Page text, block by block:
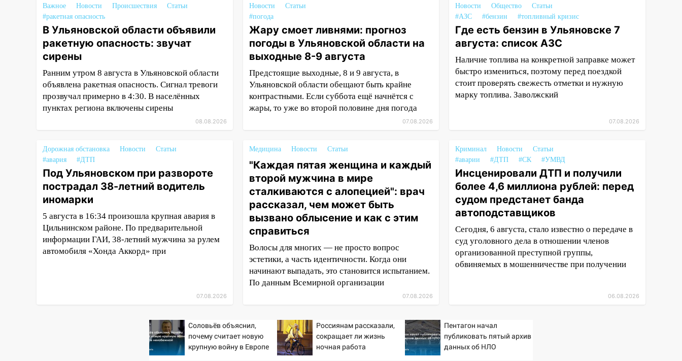
14:04
Жару смоет ливнями:
прогноз погоды в Ульяновской
области на выходные 8-9
августа
13:30 В Ульяновске
транспортные
полицейские проведут акцию
«Час пассажира»
13:20 В Ульяновске за один
13:01 В Димитровграде
мужчина выбросил из машины
страйкбольную гранату: его
задержали
12:34 На Ульяновскую область
надвигается сильнейшая
непогода: град и шквал до 27
м/с
12:31 Ульяновец хотел купить
Chevrolet: пострадал 14-летний
Где есть бензин в
Важное Новости Происшествия
Статьи
#ракетная опасность
В Ульяновской области объявили
ракетную опасность: звучат
сирены
Ранним утром 8 августа в Ульяновской области
объявлена ракетная опасность. Сигнал тревоги
прозвучал примерно в 4:30. В населённых
пунктах региона включены сирены
08.08.2026
Новости
Статьи
#погода
Жару смоет ливнями: прогноз
погоды в Ульяновской области на
выходные 8-9 августа
Предстоящие выходные, 8 и 9 августа, в
Ульяновской области обещают быть крайне
контрастными. Если суббота ещё начнётся с
жары, то уже во второй половине дня погода
07.08.2026
Новости Общество
Статьи
#АЗС
#бензин #топливный кризис
Где есть бензин в Ульяновске 7
августа: список АЗС
Наличие топлива на конкретной заправке может
быстро измениться, поэтому перед поездкой
стоит проверять свежесть отметки и нужную
марку топлива. Заволжский
07.08.2026
Дорожная обстановка Новости
Статьи
#авария
#ДТП
Под Ульяновском при развороте
пострадал 38-летний водитель
иномарки
5 августа в 16:34 произошла крупная авария в
Цильнинском районе. По предварительной
информации ГАИ, 38-летний мужчина за рулем
автомобиля «Хонда Аккорд» при
07.08.2026
Медицина Новости Статьи
"Каждая пятая женщина и каждый
второй мужчина в мире
сталкиваются с алопецией": врач
рассказал, чем может быть
вызвано облысение и как с этим
справиться
Волосы для многих — не просто вопрос
эстетики, а часть идентичности. Когда они
начинают выпадать, это становится испытанием.
По данным Всемирной организации
07.08.2026
Криминал Новости
Статьи
#аварии
#ДТП #СК #УМВД
Инсценировали ДТП и получили
более 4,6 миллиона рублей: перед
судом предстанет банда
автоподставщиков
Сегодня, 6 августа, стало известно о передаче в
суд уголовного дела в отношении членов
организованной преступной группы,
обвиняемых в мошенничестве при получении
06.08.2026
Соловьёв объяснил,
почему считает новую
крупную войну в Европе
Россиянам рассказали,
сокращает ли жизнь
ночная работа
Пентагон начал
публиковать пятый архив
данных об НЛО